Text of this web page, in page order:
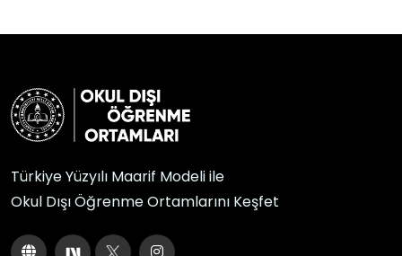
Türkiye Yüzyılı Maarif Modeli ile
Okul Dışı Öğrenme Ortamlarını Keşfet